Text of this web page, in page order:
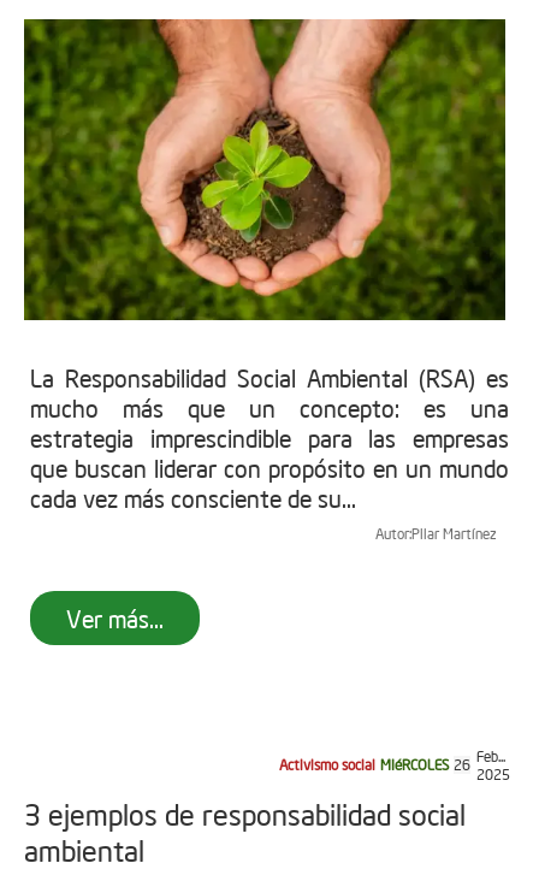
La Responsabilidad Social Ambiental (RSA) es
mucho más que un concepto: es una
estrategia imprescindible para las empresas
que buscan liderar con propósito en un mundo
cada vez más consciente de su...
Autor:Pilar Martínez
Ver más...
Activismo social MIéRCOLES 26 Feb...
2025
3 ejemplos de responsabilidad social
ambiental